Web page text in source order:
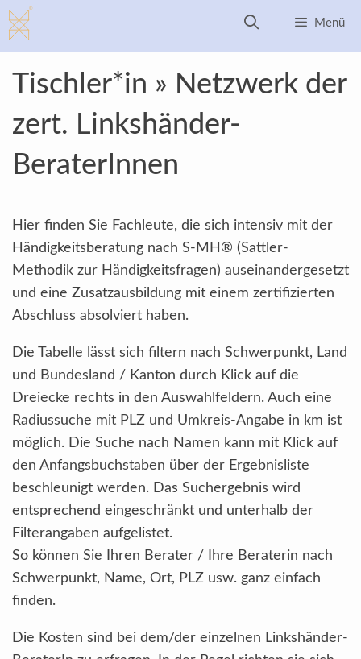
Zum
Inhalt
springen
Menü
Tischler*in » Netzwerk der
zert. Linkshänder-
BeraterInnen
Hier finden Sie Fachleute, die sich intensiv mit der
Händigkeitsberatung nach S-MH® (Sattler-
Methodik zur Händigkeitsfragen) auseinandergesetzt
und eine Zusatzausbildung mit einem zertifizierten
Abschluss absolviert haben.
Die Tabelle lässt sich filtern nach Schwerpunkt, Land
und Bundesland / Kanton durch Klick auf die
Dreiecke rechts in den Auswahlfeldern. Auch eine
Radiussuche mit PLZ und Umkreis-Angabe in km ist
möglich. Die Suche nach Namen kann mit Klick auf
den Anfangsbuchstaben über der Ergebnisliste
beschleunigt werden. Das Suchergebnis wird
entsprechend eingeschränkt und unterhalb der
Filterangaben aufgelistet.
So können Sie Ihren Berater / Ihre Beraterin nach
Schwerpunkt, Name, Ort, PLZ usw. ganz einfach
finden.
Die Kosten sind bei dem/der einzelnen Linkshänder-